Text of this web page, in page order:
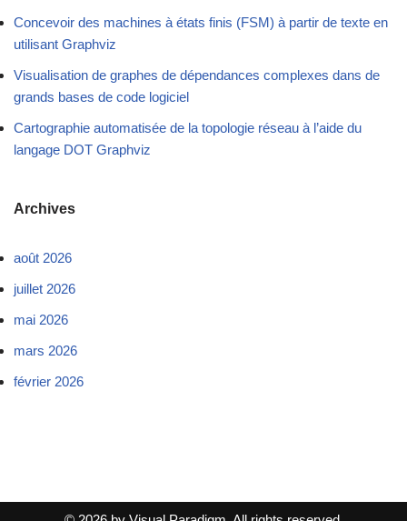
Concevoir des machines à états finis (FSM) à partir de texte en
utilisant Graphviz
Visualisation de graphes de dépendances complexes dans de
grands bases de code logiciel
Cartographie automatisée de la topologie réseau à l’aide du
langage DOT Graphviz
Archives
août 2026
juillet 2026
mai 2026
mars 2026
février 2026